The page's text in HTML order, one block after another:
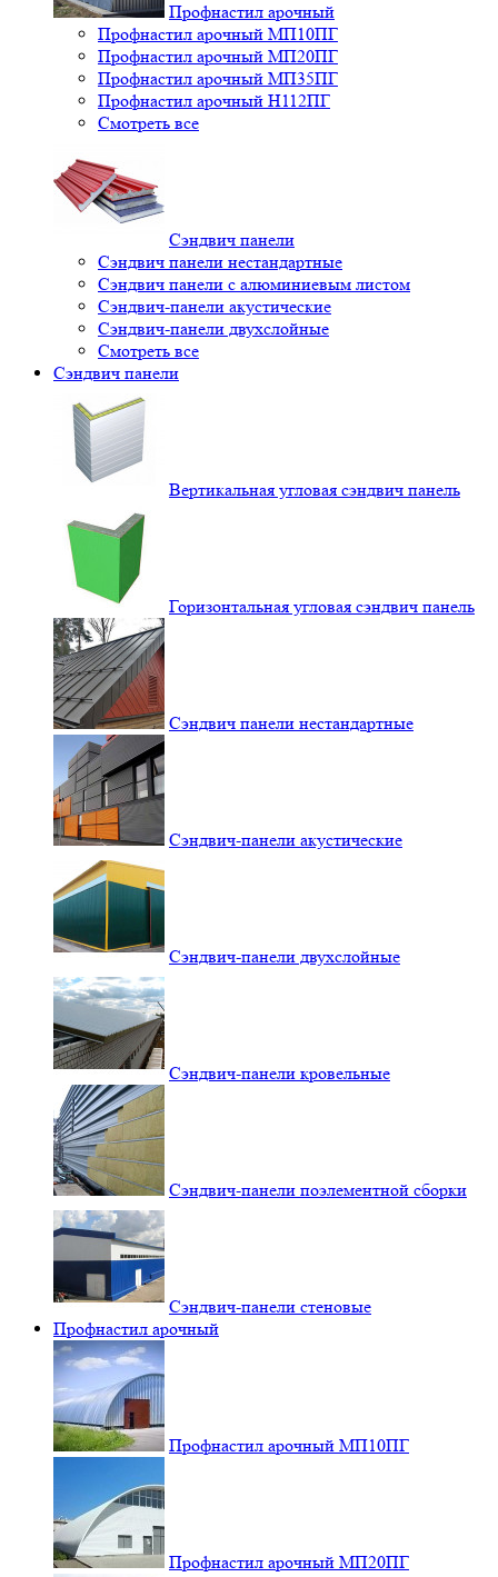
Профнастил арочный
Профнастил арочный МП10ПГ
Профнастил арочный МП20ПГ
Профнастил арочный МП35ПГ
Профнастил арочный Н112ПГ
Смотреть все
Сэндвич панели
Сэндвич панели нестандартные
Сэндвич панели с алюминиевым листом
Сэндвич-панели акустические
Сэндвич-панели двухслойные
Смотреть все
Сэндвич панели
Вертикальная угловая сэндвич панель
Горизонтальная угловая сэндвич панель
Сэндвич панели нестандартные
Сэндвич-панели акустические
Сэндвич-панели двухслойные
Сэндвич-панели кровельные
Сэндвич-панели поэлементной сборки
Сэндвич-панели стеновые
Профнастил арочный
Профнастил арочный МП10ПГ
Профнастил арочный МП20ПГ